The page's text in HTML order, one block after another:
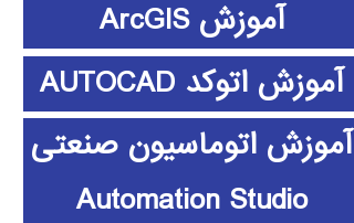
آموزش ArcGIS
آموزش اتوکد AUTOCAD
آموزش اتوماسیون صنعتی
Automation Studio